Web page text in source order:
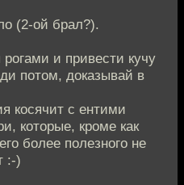
(2-ой брал?).
и привести кучу
потом, доказывай в
косячит с ентими
которые, кроме как
более полезного не
:-)